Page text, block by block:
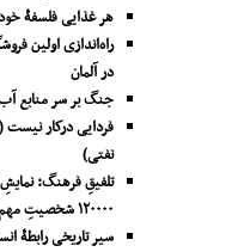
هر غذایی فلسفۀ
راه‌اندازی اولین
در آلمان
جنگ بر سر منابع
فردایی درکار نیست
نفتی)
تلفیقِ فرهنگ:
۱۲۰۰۰۰ شخصیتِ مهم فرهنگی در تاریخِ جهان
سیر تاریخی رابطۀ